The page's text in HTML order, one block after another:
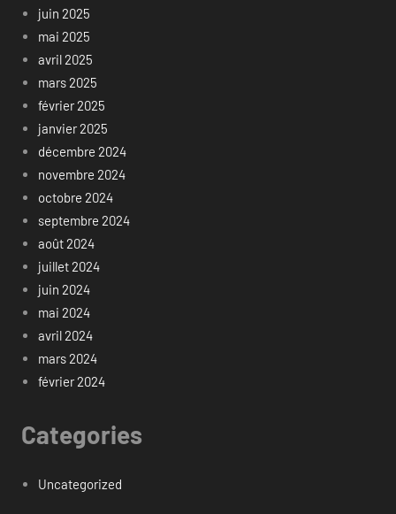
juin 2025
mai 2025
avril 2025
mars 2025
février 2025
janvier 2025
décembre 2024
novembre 2024
octobre 2024
septembre 2024
août 2024
juillet 2024
juin 2024
mai 2024
avril 2024
mars 2024
février 2024
Categories
Uncategorized